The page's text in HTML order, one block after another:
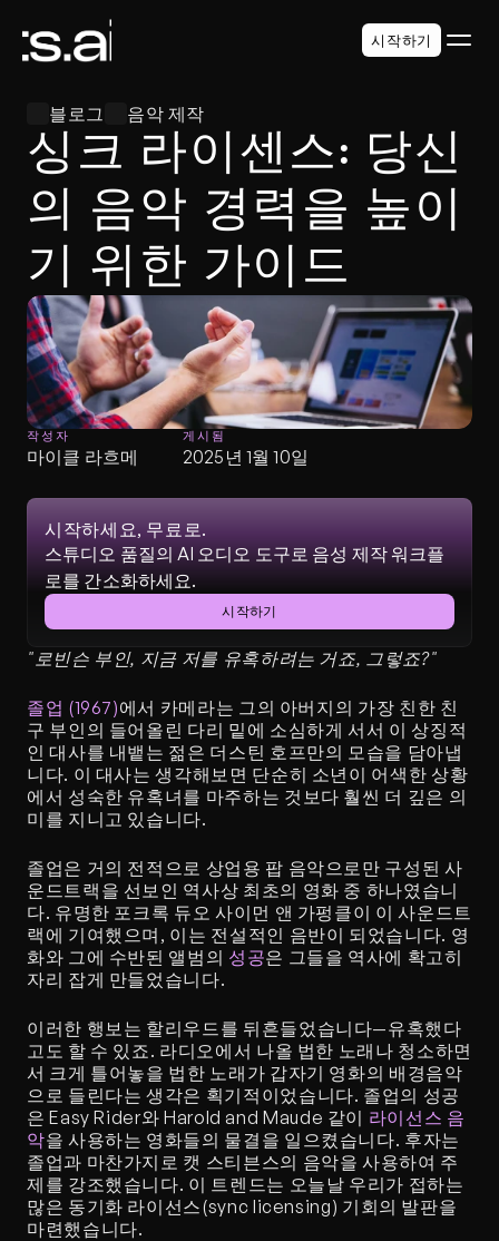
블로그 음악 제작
싱크 라이센스: 당신
의 음악 경력을 높이
기 위한 가이드
작성자
마이클 라흐메
게시됨
2025년 1월 10일
"로빈슨 부인, 지금 저를 유혹하려는 거죠, 그렇죠?"
졸업 (1967)에서 카메라는 그의 아버지의 가장 친한 친
구 부인의 들어올린 다리 밑에 소심하게 서서 이 상징적
인 대사를 내뱉는 젊은 더스틴 호프만의 모습을 담아냅
니다. 이 대사는 생각해보면 단순히 소년이 어색한 상황
에서 성숙한 유혹녀를 마주하는 것보다 훨씬 더 깊은 의
미를 지니고 있습니다.
졸업은 거의 전적으로 상업용 팝 음악으로만 구성된 사
운드트랙을 선보인 역사상 최초의 영화 중 하나였습니
다. 유명한 포크록 듀오 사이먼 앤 가펑클이 이 사운드트
랙에 기여했으며, 이는 전설적인 음반이 되었습니다. 영
화와 그에 수반된 앨범의 성공은 그들을 역사에 확고히
자리 잡게 만들었습니다.
이러한 행보는 할리우드를 뒤흔들었습니다—유혹했다
고도 할 수 있죠. 라디오에서 나올 법한 노래나 청소하면
서 크게 틀어놓을 법한 노래가 갑자기 영화의 배경음악
으로 들린다는 생각은 획기적이었습니다. 졸업의 성공
은 Easy Rider와 Harold and Maude 같이 라이선스 음
악을 사용하는 영화들의 물결을 일으켰습니다. 후자는
졸업과 마찬가지로 캣 스티븐스의 음악을 사용하여 주
제를 강조했습니다. 이 트렌드는 오늘날 우리가 접하는
많은 동기화 라이선스(sync licensing) 기회의 발판을
마련했습니다.
시작하세요, 무료로.
스튜디오 품질의 AI 오디오 도구로 음성 제작 워크플
로를 간소화하세요.
시작하기
시작하기